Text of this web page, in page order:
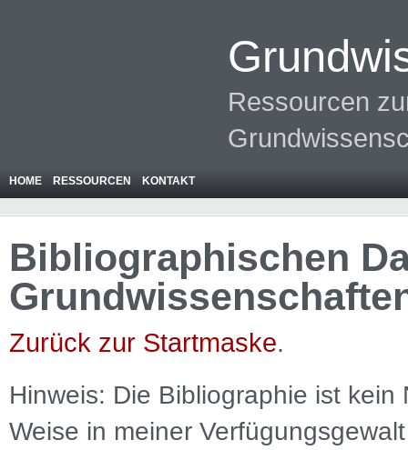
Ressourcen
HOME RESSOURCEN KONTAKT
Bibliographischen
Zurück zur Startmaske.
Hinweis: Die Bibliographie ist kein
Weise in meiner